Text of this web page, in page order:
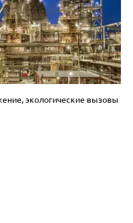
экологические вызовы